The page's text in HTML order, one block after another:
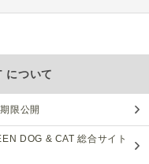
について
限公開
DOG & CAT 総合サイト